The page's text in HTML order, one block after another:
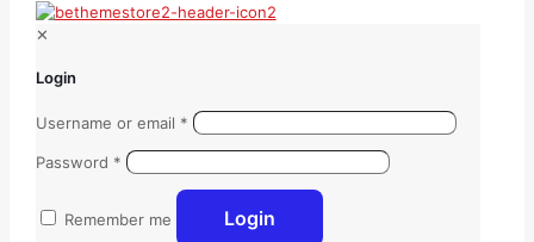
✕
Login
Username or email *
Password *
Remember me Login